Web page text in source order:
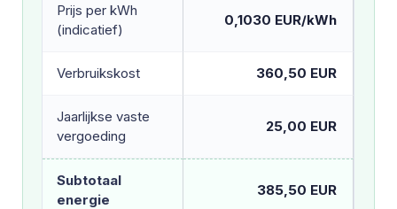
Prijs per kWh
(indicatief)
0,1030 EUR/kWh
Verbruikskost 360,50 EUR
Jaarlijkse vaste
vergoeding
25,00 EUR
Subtotaal
energie
385,50 EUR